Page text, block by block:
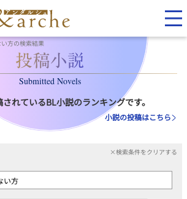
い方の検索結果
Submitted Novels
れているBL小説のランキングです。
小説の投稿はこちら
×検索条件をクリアする